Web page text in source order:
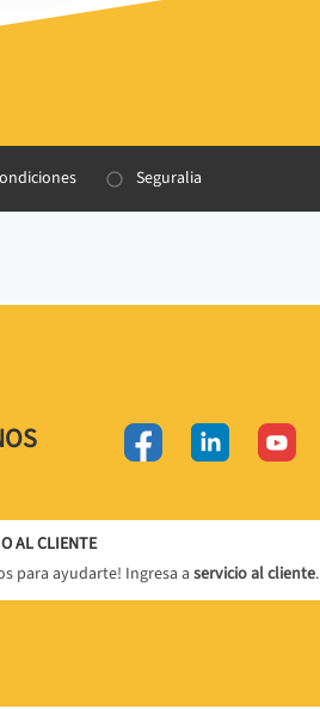
Seguralia
AL CLIENTE
para ayudarte! Ingresa a servicio al cliente.